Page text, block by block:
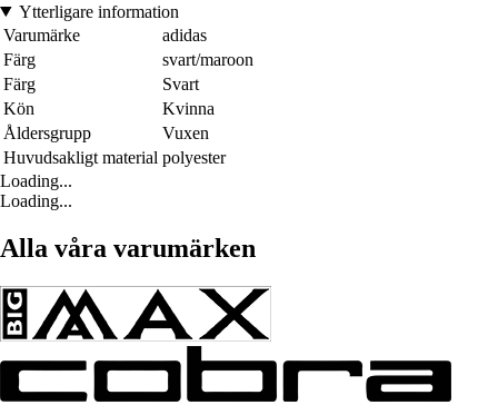
Ytterligare information
Varumärke
adidas
Färg
svart/maroon
Färg
Svart
Kön
Kvinna
Åldersgrupp
Vuxen
Huvudsakligt material polyester
Loading...
Loading...
Alla våra varumärken